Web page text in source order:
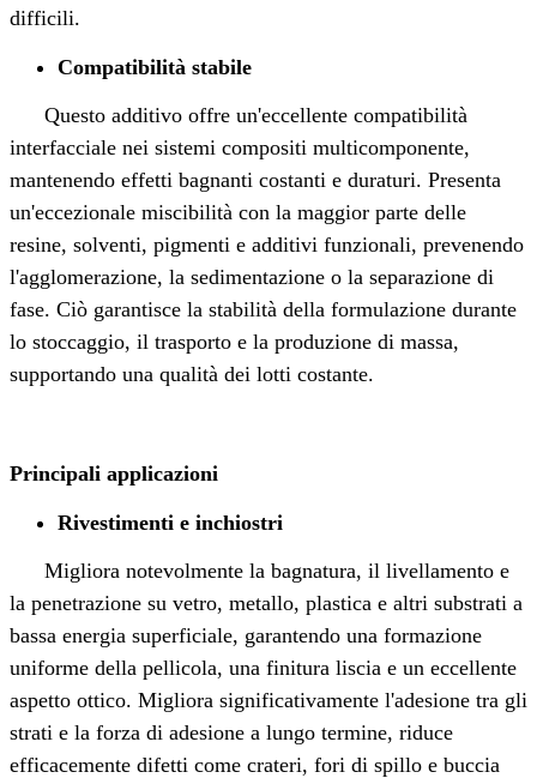
difficili.
Compatibilità stabile
Questo additivo offre un'eccellente compatibilità
interfacciale nei sistemi compositi multicomponente,
mantenendo effetti bagnanti costanti e duraturi. Presenta
un'eccezionale miscibilità con la maggior parte delle
resine, solventi, pigmenti e additivi funzionali, prevenendo
l'agglomerazione, la sedimentazione o la separazione di
fase. Ciò garantisce la stabilità della formulazione durante
lo stoccaggio, il trasporto e la produzione di massa,
supportando una qualità dei lotti costante.
Principali applicazioni
Rivestimenti e inchiostri
Migliora notevolmente la bagnatura, il livellamento e
la penetrazione su vetro, metallo, plastica e altri substrati a
bassa energia superficiale, garantendo una formazione
uniforme della pellicola, una finitura liscia e un eccellente
aspetto ottico. Migliora significativamente l'adesione tra gli
strati e la forza di adesione a lungo termine, riduce
efficacemente difetti come crateri, fori di spillo e buccia